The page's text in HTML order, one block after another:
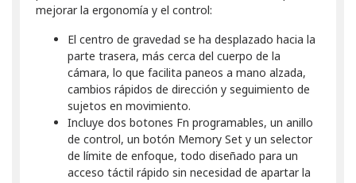
mejorar la ergonomía y el control:
El centro de gravedad se ha desplazado hacia la
parte trasera, más cerca del cuerpo de la
cámara, lo que facilita paneos a mano alzada,
cambios rápidos de dirección y seguimiento de
sujetos en movimiento.
Incluye dos botones Fn programables, un anillo
de control, un botón Memory Set y un selector
de límite de enfoque, todo diseñado para un
acceso táctil rápido sin necesidad de apartar la